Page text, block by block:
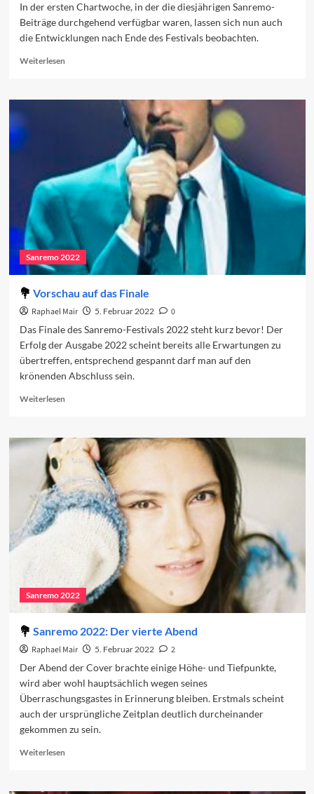
In der ersten Chartwoche, in der die diesjährigen Sanremo-
Beiträge durchgehend verfügbar waren, lassen sich nun auch
die Entwicklungen nach Ende des Festivals beobachten.
WeiterlesenRead
Der
Charts
(Woche
2)
Sanremo 2022
Vorschau auf das Finale
Raphael Mair 5. Februar 2022
0
Das Finale des Sanremo-Festivals 2022 steht kurz bevor! Der
Erfolg der Ausgabe 2022 scheint bereits alle Erwartungen zu
übertreffen, entsprechend gespannt darf man auf den
krönenden Abschluss sein.
WeiterlesenRead
Vorschau
auf
das
Finale
Sanremo 2022
Sanremo 2022: Der vierte Abend
Raphael Mair 5. Februar 2022
2
Der Abend der Cover brachte einige Höhe- und Tiefpunkte,
wird aber wohl hauptsächlich wegen seines
Überraschungsgastes in Erinnerung bleiben. Erstmals scheint
auch der ursprüngliche Zeitplan deutlich durcheinander
gekommen zu sein.
WeiterlesenRead
Sanremo